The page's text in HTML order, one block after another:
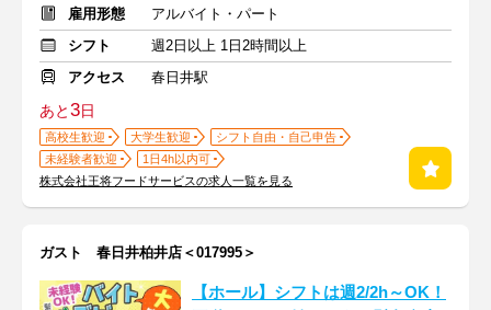
雇用形態
アルバイト・パート
シフト
週2日以上 1日2時間以上
アクセス
春日井駅
あと3日
高校生歓迎 大学生歓迎
シフト自由・自己申告
未経験者歓迎
1日4h以内可
株式会社王将フードサービスの求人一覧を見る
ガスト 春日井柏井店＜017995＞
【ホール】シフトは週2/2h～OK！